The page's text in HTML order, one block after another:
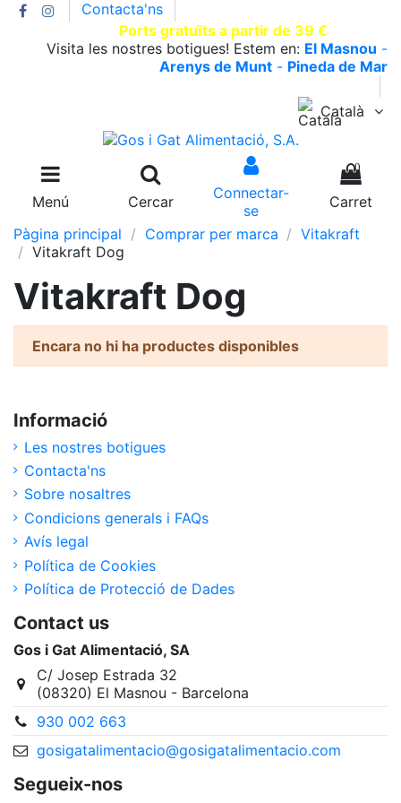
Contacta'ns
Ports gratuïts a partir de 39 €
Visita les nostres botigues! Estem en: El Masnou -
Arenys de Munt - Pineda de Mar
Català
Menú Cercar
Connectar-
se
0
Carret
Pàgina principal
Comprar per marca
Vitakraft
Vitakraft Dog
Vitakraft Dog
Encara no hi ha productes disponibles
Informació
Les nostres botigues
Contacta'ns
Sobre nosaltres
Condicions generals i FAQs
Avís legal
Política de Cookies
Política de Protecció de Dades
Contact us
Gos i Gat Alimentació, SA
C/ Josep Estrada 32
(08320) El Masnou - Barcelona
930 002 663
gosigatalimentacio@gosigatalimentacio.com
Segueix-nos